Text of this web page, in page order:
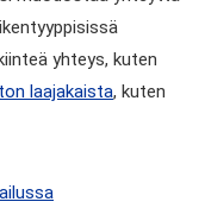
yhteys, kuten
laajakaista, kuten